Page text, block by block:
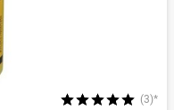
(3)*